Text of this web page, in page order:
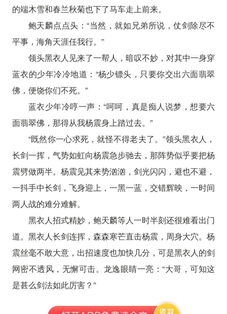
的端木雪和春兰秋菊也下了马车走上前来。
鲍天麟点点头：“当然，就如兄弟所说，仗剑除尽不
平事，海角天涯任我行。”
领头黑衣人见来了一帮人，暗叹不妙，对其中一身穿
蓝衣的少年冷冷地道：“杨少镖头，只要你交出六面翡翠
佛，便饶你们不死。”
蓝衣少年冷哼一声：“呵呵，真是痴人说梦，想要六
面翡翠佛，那得从我杨震身上踏过去。”
“既然你一心求死，就怪不得老夫了。”领头黑衣人，
长剑一挥，气势如虹向杨震急步驰去，那阵势似乎要把杨
震劈做两半。杨震见其来势汹汹，剑光闪闪，避也不避，
一抖手中长剑，飞身迎上，一黑一蓝，交错辉映，一时间
两人战的难分难解。
黑衣人招式精妙，鲍天麟等人一时半刻还很难看出门
道。黑衣人长剑连挥，森森寒芒直击杨震，周身大穴。杨
震丝毫不敢大意，出招速度也加快几分，可是黑衣人的剑
网密不透风，无懈可击。龙逸眼睛一亮：“大哥，可知这
是甚么剑法如此厉害？”